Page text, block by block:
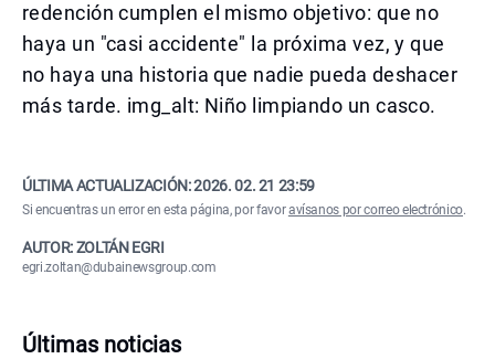
redención cumplen el mismo objetivo: que no
haya un "casi accidente" la próxima vez, y que
no haya una historia que nadie pueda deshacer
más tarde. img_alt: Niño limpiando un casco.
ÚLTIMA ACTUALIZACIÓN:2026. 02. 21 23:59
Si encuentras un error en esta página, por favoravísanos por correo electrónico.
AUTOR: ZOLTÁN EGRI
egri.zoltan@dubainewsgroup.com
Últimas noticias